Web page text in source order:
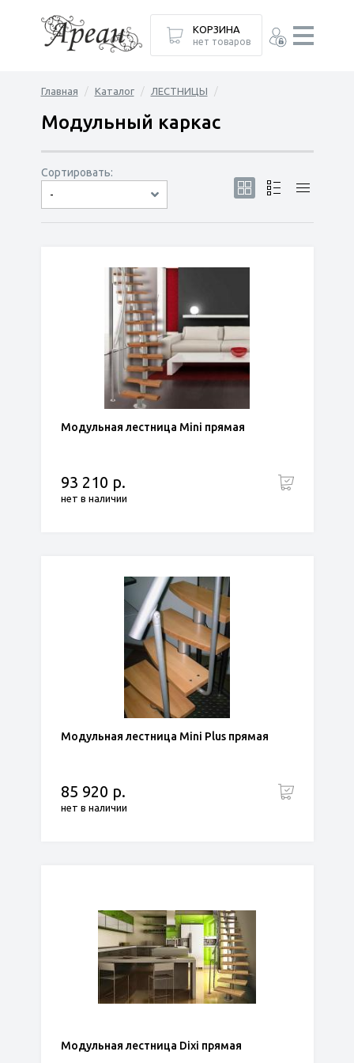
Главная Каталог ЛЕСТНИЦЫ
Модульный каркас
Сортировать:
-
по популярности
сначала дешёвые
сначала дорогие
Модульная лестница Mini прямая
93 210 р.
нет в наличии
Модульная лестница Mini Plus прямая
85 920 р.
нет в наличии
Модульная лестница Dixi прямая
КОРЗИНА
нет товаров